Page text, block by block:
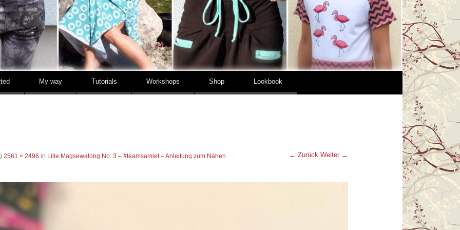
My way Tutorials Workshops Shop Lookbook
2561 × 2496 in Lille.Magsewalong No. 3 – #teamsamlet – Anleitung zum Nähen ← Zurück Weiter →